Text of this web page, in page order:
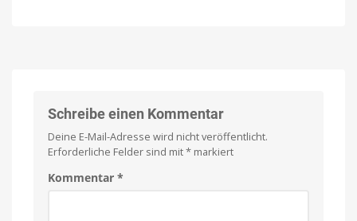
KI-
Bisher
Preise
Schreibe einen Kommentar
Deine E-Mail-Adresse wird nicht veröffentlicht.
Erforderliche Felder sind mit* markiert
Kommentar *